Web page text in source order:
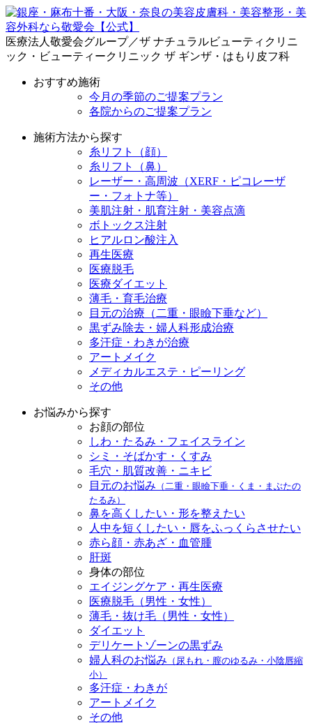
医療法人敬愛会グループ／ザ ナチュラルビューティクリニ
ック・ビューティークリニック ザ ギンザ・はもり皮フ科
おすすめ施術
今月の季節のご提案プラン
各院からのご提案プラン
施術方法から探す
糸リフト（顔）
糸リフト（鼻）
レーザー・高周波（XERF・ピコレーザ
ー・フォトナ等）
美肌注射・肌育注射・美容点滴
ボトックス注射
ヒアルロン酸注入
再生医療
医療脱毛
医療ダイエット
薄毛・育毛治療
目元の治療（二重・眼瞼下垂など）
黒ずみ除去・婦人科形成治療
多汗症・わきが治療
アートメイク
メディカルエステ・ピーリング
その他
お悩みから探す
お顔の部位
しわ・たるみ・フェイスライン
シミ・そばかす・くすみ
毛穴・肌質改善・ニキビ
目元のお悩み （二重・眼瞼下垂・くま・まぶたの
たるみ）
鼻を高くしたい・形を整えたい
人中を短くしたい・唇をふっくらさせたい
赤ら顔・赤あざ・血管腫
肝斑
身体の部位
エイジングケア・再生医療
医療脱毛（男性・女性）
薄毛・抜け毛（男性・女性）
ダイエット
デリケートゾーンの黒ずみ
婦人科のお悩み （尿もれ・膣のゆるみ・小陰唇縮
小）
多汗症・わきが
アートメイク
その他